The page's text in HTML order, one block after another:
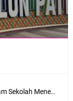
Manfaat Pembuatan Greenhouse dalam Sekolah Menengah Pertama sebagai Penerapan Sekolah Adiwiyata